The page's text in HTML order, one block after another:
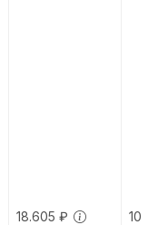
18.605 ₽ 10